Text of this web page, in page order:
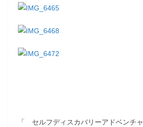
「 セルフディスカバリーアドベン